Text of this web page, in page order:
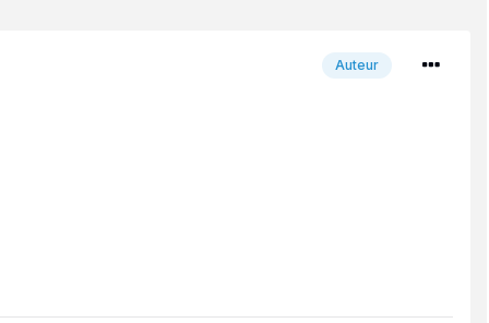
Auteur